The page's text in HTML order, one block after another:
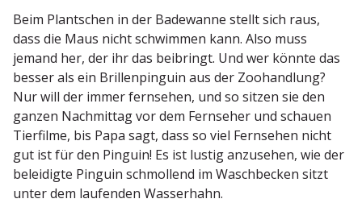
Beim Plant­schen in der Badewanne stellt sich raus,
dass die Maus nicht schwimmen kann. Also muss
jemand her, der ihr das beibringt. Und wer könnte das
besser als ein Brillen­pinguin aus der Zoohandlung?
Nur will der immer fernsehen, und so sitzen sie den
ganzen Nachmittag vor dem Fernseher und schauen
Tierfilme, bis Papa sagt, dass so viel Fernsehen nicht
gut ist für den Pinguin! Es ist lustig anzusehen, wie der
belei­digte Pinguin schmollend im Wasch­becken sitzt
unter dem laufenden Wasserhahn.